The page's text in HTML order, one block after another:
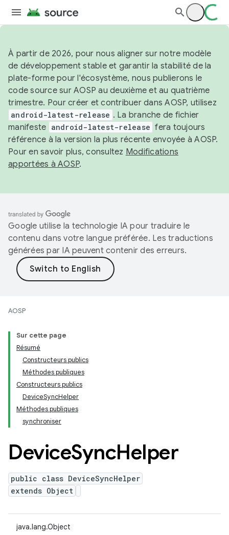
À partir de 2026, pour nous aligner sur notre modèle
de développement stable et garantir la stabilité de la
plate-forme pour l'écosystème, nous publierons le
code source sur AOSP au deuxième et au quatrième
trimestre. Pour créer et contribuer dans AOSP, utilisez
android-latest-release . La branche de fichier
manifeste android-latest-release fera toujours
référence à la version la plus récente envoyée à AOSP.
Pour en savoir plus, consultez Modifications
apportées à AOSP.
Google utilise la technologie IA pour traduire le
contenu dans votre langue préférée. Les traductions
générées par IA peuvent contenir des erreurs.
AOSP
Sur cette page
Résumé
Constructeurs publics
Méthodes publiques
Constructeurs publics
DeviceSyncHelper
Méthodes publiques
synchroniser
DeviceSyncHelper
public class DeviceSyncHelper
extends Object
java.lang.Object